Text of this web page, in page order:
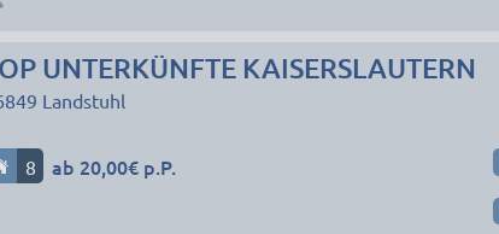
UNTERKÜNFTE KAISERSLAUTERN
Landstuhl
8 ab 20,00€ p.P.